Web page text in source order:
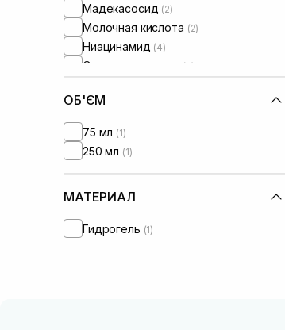
Мадекасосид (2)
Молочная кислота (2)
Ниацинамид (4)
Оливковое масло (2)
Масло миндаля
Протеины
Токоферол
ОБ'ЄМ
75 мл (1)
250 мл (1)
МАТЕРИАЛ
Гидрогель (1)